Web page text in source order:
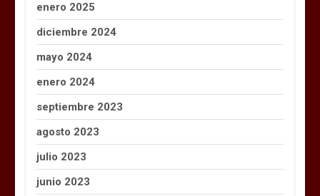
enero 2025
diciembre 2024
mayo 2024
enero 2024
septiembre 2023
agosto 2023
julio 2023
junio 2023